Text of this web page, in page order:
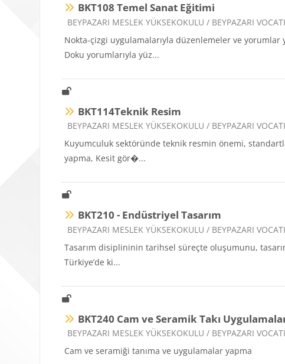
BKT108 Temel Sanat Eğitimi
Ders kategorisi
BEYPAZARI MESLEK YÜKSEKOKULU / BEYPAZARI
Nokta-çizgi uygulamalarıyla düzenlemeler ve
Doku yorumlarıyla yüz...
BKT114Teknik Resim
Ders kategorisi
BEYPAZARI MESLEK YÜKSEKOKULU / BEYPAZARI
Kuyumculuk sektöründe teknik resmin önemi,
yapma, Kesit gör�...
BKT210 - Endüstriyel Tasarım
Ders kategorisi
BEYPAZARI MESLEK YÜKSEKOKULU / BEYPAZARI
Tasarım disiplininin tarihsel süreçte oluşumunu,
Türkiye’de ki...
BKT240 Cam ve Seramik Takı
Ders kategorisi
BEYPAZARI MESLEK YÜKSEKOKULU / BEYPAZARI
Cam ve seramiği tanıma ve uygulamalar yapma